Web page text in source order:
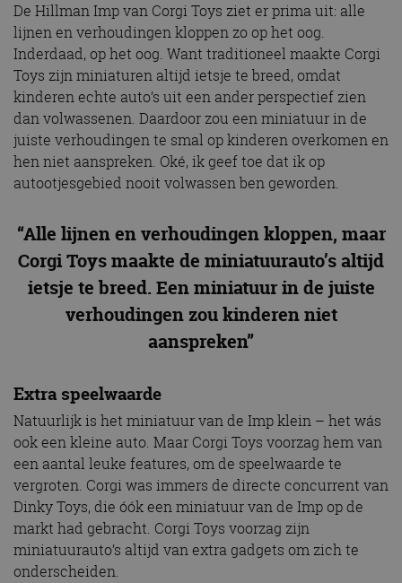
De Hillman Imp van Corgi Toys ziet er prima uit: alle
lijnen en verhoudingen kloppen zo op het oog.
Inderdaad, op het oog. Want traditioneel maakte Corgi
Toys zijn miniaturen altijd ietsje te breed, omdat
kinderen echte auto’s uit een ander perspectief zien
dan volwassenen. Daardoor zou een miniatuur in de
juiste verhoudingen te smal op kinderen overkomen en
hen niet aanspreken. Oké, ik geef toe dat ik op
autootjesgebied nooit volwassen ben geworden.
“Alle lijnen en verhoudingen kloppen, maar
Corgi Toys maakte de miniatuurauto’s altijd
ietsje te breed. Een miniatuur in de juiste
verhoudingen zou kinderen niet
aanspreken”
Extra speelwaarde
Natuurlijk is het miniatuur van de Imp klein – het wás
ook een kleine auto. Maar Corgi Toys voorzag hem van
een aantal leuke features, om de speelwaarde te
vergroten. Corgi was immers de directe concurrent van
Dinky Toys, die óók een miniatuur van de Imp op de
markt had gebracht. Corgi Toys voorzag zijn
miniatuurauto’s altijd van extra gadgets om zich te
onderscheiden.